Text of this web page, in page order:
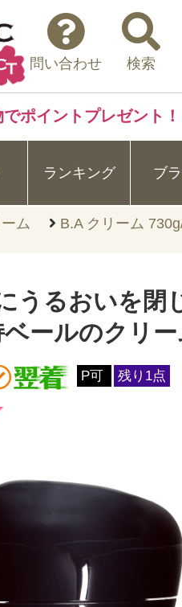
ム B.A クリーム
問い合わせ 検索
ポイントプレゼント！
ランキング ブ
うるおいを閉
ールのクリ
P可 残り1点